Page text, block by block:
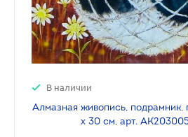
В наличии
Алмазная живопись, подрамник,
х 30 см, арт.